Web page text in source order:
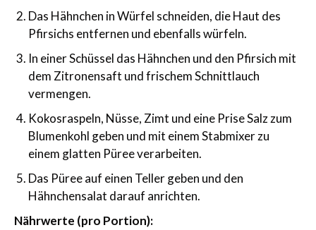
Das Hähnchen in Würfel schneiden, die Haut des
Pfirsichs entfernen und ebenfalls würfeln.
In einer Schüssel das Hähnchen und den Pfirsich mit
dem Zitronensaft und frischem Schnittlauch
vermengen.
Kokosraspeln, Nüsse, Zimt und eine Prise Salz zum
Blumenkohl geben und mit einem Stabmixer zu
einem glatten Püree verarbeiten.
Das Püree auf einen Teller geben und den
Hähnchensalat darauf anrichten.
Nährwerte (pro Portion):